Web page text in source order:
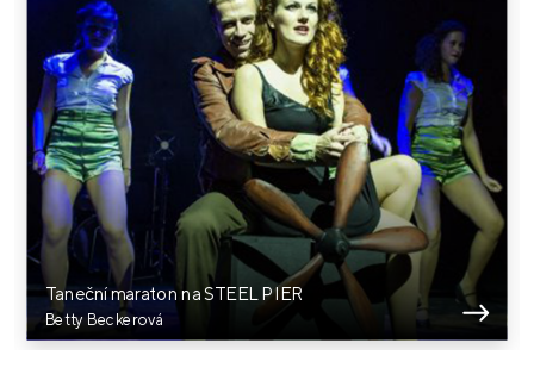
Taneční maraton na STEEL PIER
Betty Beckerová